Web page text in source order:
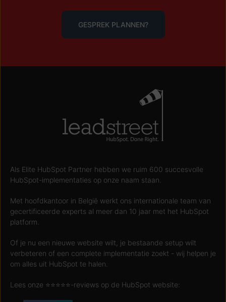
GESPREK PLANNEN?
Als Elite HubSpot Partner hebben we ruim 600 succesvolle
HubSpot-implementaties op onze naam staan.
Met hoofdkantoor in België werkt ons internationale team van
gecertificeerde experts al meer dan 10 jaar met het HubSpot
platform.
Of je nu een nieuwe website wilt, je bestaande setup wilt
verbeteren of een complete implementatie zoekt - wij helpen je
om alles uit HubSpot te halen.
Lees onze ⭐️⭐️⭐️⭐️⭐️-reviews op de HubSpot website: